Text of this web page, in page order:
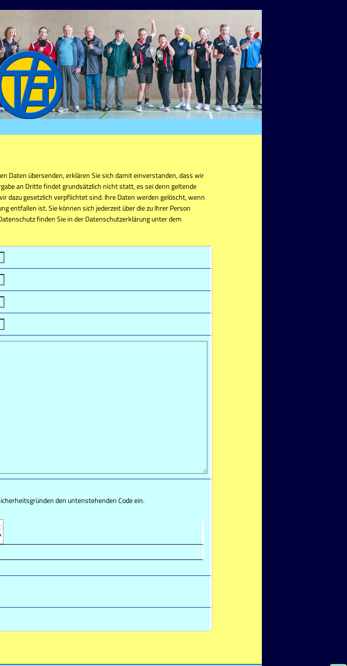
Daten übersenden, erklären Sie sich damit einverstanden, dass wir
an Dritte findet grundsätzlich nicht statt, es sei denn geltende
dazu gesetzlich verpflichtet sind. Ihre Daten werden gelöscht, wenn
entfallen ist. Sie können sich jederzeit über die zu Ihrer Person
finden Sie in der Datenschutzerklärung unter dem
den untenstehenden Code ein.